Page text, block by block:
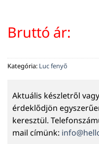
Bruttó ár:
Kategória: Luc fenyő
Aktuális készletről
érdeklődjön
keresztül.
mail címünk: